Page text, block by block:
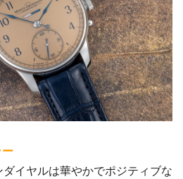
イヤルは華やかでポジティブな